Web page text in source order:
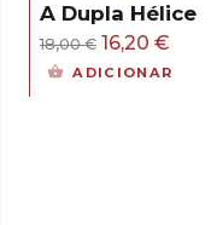
A Dupla Hélice
18,00€ O
preço
16,20 €
preço
ADICIONAR